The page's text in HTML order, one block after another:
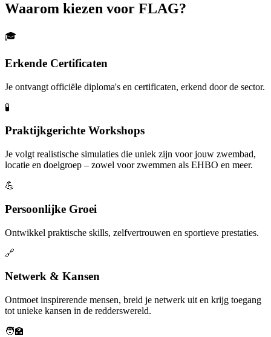
Waarom kiezen voor FLAG?
🎓
Erkende Certificaten
Je ontvangt officiële diploma's en certificaten, erkend door de sector.
🧪
Praktijkgerichte Workshops
Je volgt realistische simulaties die uniek zijn voor jouw zwembad,
locatie en doelgroep – zowel voor zwemmen als EHBO en meer.
💪
Persoonlijke Groei
Ontwikkel praktische skills, zelfvertrouwen en sportieve prestaties.
🔗
Netwerk & Kansen
Ontmoet inspirerende mensen, breid je netwerk uit en krijg toegang
tot unieke kansen in de redderswereld.
🧑‍🏫